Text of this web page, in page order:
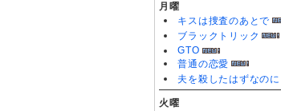
月曜
キスは捜査のあとで
ブラックトリック
GTO
普通の恋愛
夫を殺したはずなのに
火曜